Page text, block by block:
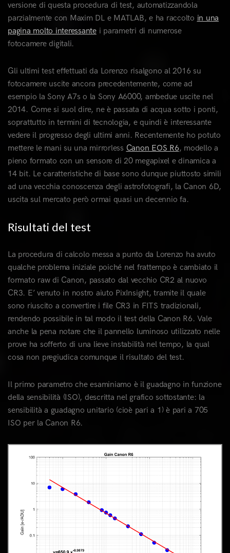
versione di questa procedura di test, automatizzandola
parzialmente con Maxim DL e MATLAB, e ha raccolto in una
pagina molto interessantei parametri di numerose
fotocamere digitali.
Gli ultimi test effettuati da Lorenzo risalgono al 2016 su
fotocamere uscite ancora precedentemente, come ad
esempio la Sony A7s o la Sony A6000, ambedue uscite nel
2014. Come si suol dire, ne è passata di acqua sotto i ponti,
soprattutto in termini di tecnologia, e quindi è interessante
vedere il progresso degli ultimi anni. Recentemente ho potuto
mettere le mani su una mirrorless Canon EOS R6, modello a
pieno formato con un sensore di 20 megapixel e dinamica a
14 bit. Le caratteristiche di base sono dunque piuttosto simili
ad una vecchia conoscenza degli astrofotografi, la Canon 6D,
uscita sul mercato però ormai quasi un decennio fa.
Risultati del test
La procedura di calcolo messa a punto da Lorenzo ha avuto
qualche problema iniziale poiché nel frattempo è cambiato il
formato raw di Canon, passato dal vecchio CR2 al nuovo
CR3. E’ venuto in nostro aiuto PixInsight, tramite il quale
sono riuscito a convertire i file CR3 in FITS tradizionali,
rendendo possibile in tal modo il test della Canon R6. Vale
anche la pena notare che il pannello luminoso utilizzato nelle
prove ha sofferto di una lieve instabilità nel tempo, la qual
cosa non pregiudica comunque il risultato del test.
Il primo parametro che esaminiamo è il guadagno in funzione
della sensibilità (ISO), descritta nel grafico sottostante: la
sensibilità a guadagno unitario (cioè pari a 1) è pari a 705
ISO per la Canon R6.